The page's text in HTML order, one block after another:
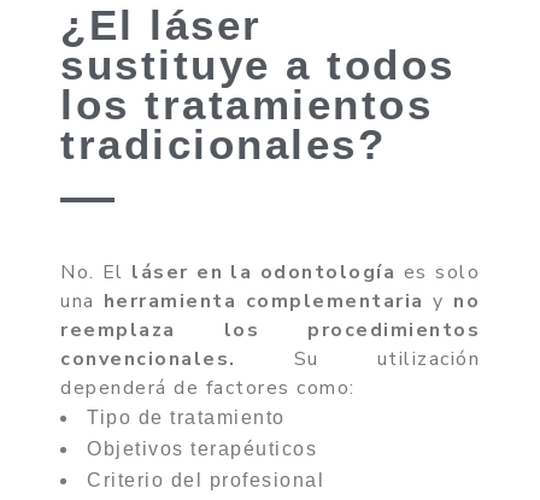
¿El láser
sustituye a todos
los tratamientos
tradicionales?
No. El láser en la odontología es solo
una herramienta complementaria y no
reemplaza los procedimientos
convencionales.
Su utilización
dependerá de factores como:
Tipo de tratamiento
Objetivos terapéuticos
Criterio del profesional